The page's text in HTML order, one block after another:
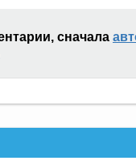
сначала